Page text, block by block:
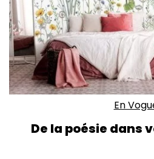
En
De la poésie dans